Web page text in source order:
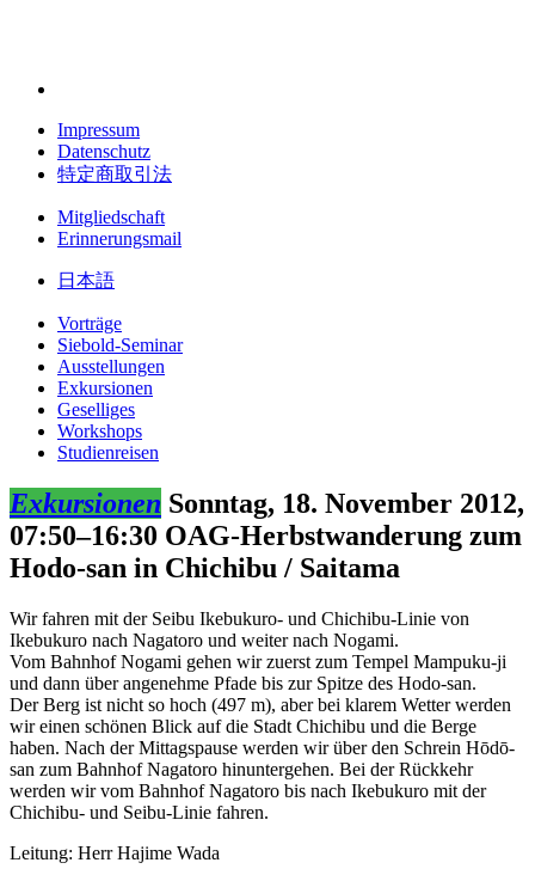
Impressum
Datenschutz
特定商取引法
Mitgliedschaft
Erinnerungsmail
日本語
Vorträge
Siebold-Seminar
Ausstellungen
Exkursionen
Geselliges
Workshops
Studienreisen
Exkursionen Sonntag, 18. November 2012,
07:50–16:30 OAG-Herbstwanderung zum
Hodo-san in Chichibu / Saitama
Wir fahren mit der Seibu Ikebukuro- und Chichibu-Linie von
Ikebukuro nach Nagatoro und weiter nach Nogami.
Vom Bahnhof Nogami gehen wir zuerst zum Tempel Mampuku-ji
und dann über angenehme Pfade bis zur Spitze des Hodo-san.
Der Berg ist nicht so hoch (497 m), aber bei klarem Wetter werden
wir einen schönen Blick auf die Stadt Chichibu und die Berge
haben. Nach der Mittagspause werden wir über den Schrein Hōdō-
san zum Bahnhof Nagatoro hinuntergehen. Bei der Rückkehr
werden wir vom Bahnhof Nagatoro bis nach Ikebukuro mit der
Chichibu- und Seibu-Linie fahren.
Leitung: Herr Hajime Wada